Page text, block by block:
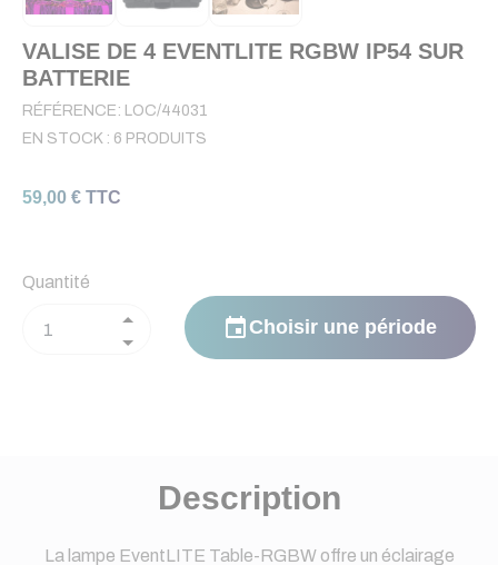
VALISE DE 4 EVENTLITE RGBW IP54 SUR
BATTERIE
RÉFÉRENCE: LOC/44031
EN STOCK : 6 PRODUITS
59,00 € TTC
Quantité
eventChoisir une période
Description
La lampe EventLITE Table-RGBW offre un éclairage